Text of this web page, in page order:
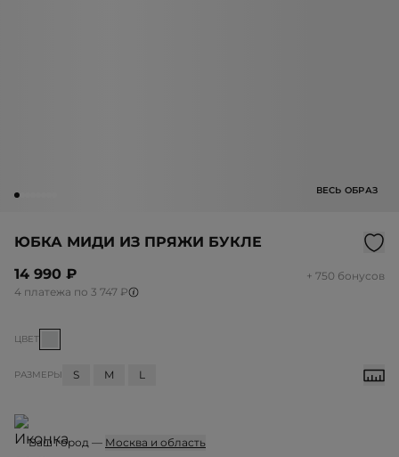
ВЕСЬ ОБРАЗ
ЮБКА МИДИ ИЗ ПРЯЖИ БУКЛЕ
14 990 ₽
+ 750 бонусов
4 платежа по 3 747 ₽
ЦВЕТ
РАЗМЕРЫ S M L
Ваш город — Москва и область